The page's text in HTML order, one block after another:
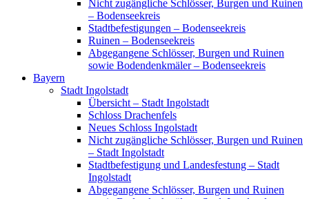
Nicht zugängliche Schlösser, Burgen und Ruinen
– Bodenseekreis
Stadtbefestigungen – Bodenseekreis
Ruinen – Bodenseekreis
Abgegangene Schlösser, Burgen und Ruinen
sowie Bodendenkmäler – Bodenseekreis
Bayern
Stadt Ingolstadt
Übersicht – Stadt Ingolstadt
Schloss Drachenfels
Neues Schloss Ingolstadt
Nicht zugängliche Schlösser, Burgen und Ruinen
– Stadt Ingolstadt
Stadtbefestigung und Landesfestung – Stadt
Ingolstadt
Abgegangene Schlösser, Burgen und Ruinen